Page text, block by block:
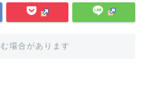
場合があります